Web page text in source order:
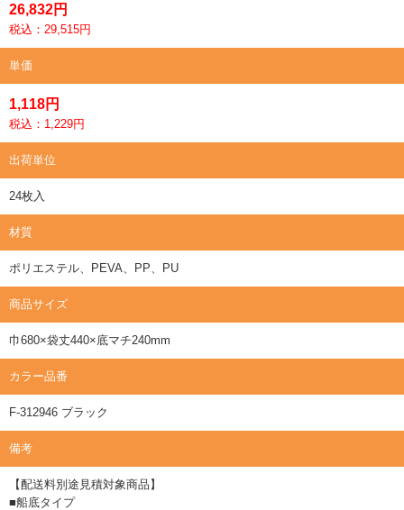
26,832円
税込：29,515円
単価
1,118円
税込：1,229円
出荷単位
24枚入
材質
ポリエステル、PEVA、PP、PU
商品サイズ
巾680×袋丈440×底マチ240mm
カラー品番
F-312946 ブラック
備考
【配送料別途見積対象商品】
■船底タイプ